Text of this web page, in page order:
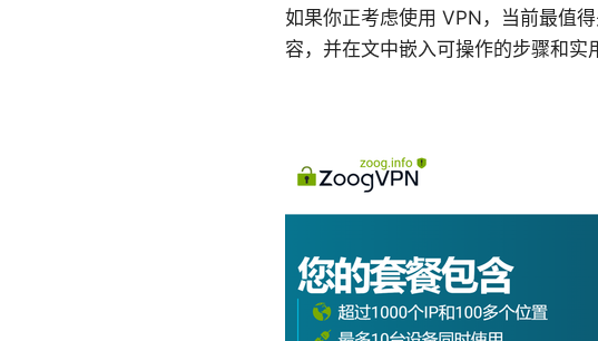
如果你正考虑使用 VPN，当前最值
容，并在文中嵌入可操作的步骤和实